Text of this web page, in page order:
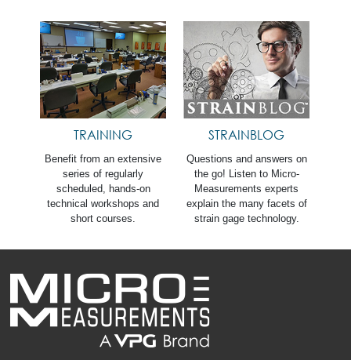
TRAINING
Benefit from an extensive
series of regularly
scheduled, hands-on
technical workshops and
short courses.
STRAINBLOG
Questions and answers on
the go! Listen to Micro-
Measurements experts
explain the many facets of
strain gage technology.